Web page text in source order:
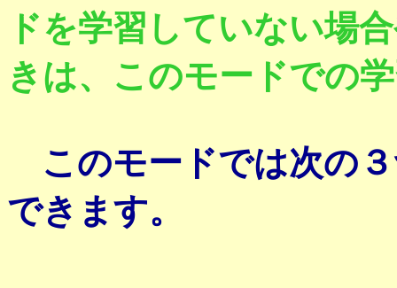
ドを学習していない場
きは、このモードでの
このモードでは次の
できます。